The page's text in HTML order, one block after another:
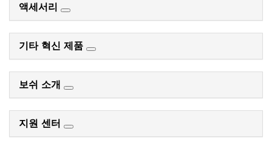
액세서리
기타 혁신 제품
보쉬 소개
지원 센터